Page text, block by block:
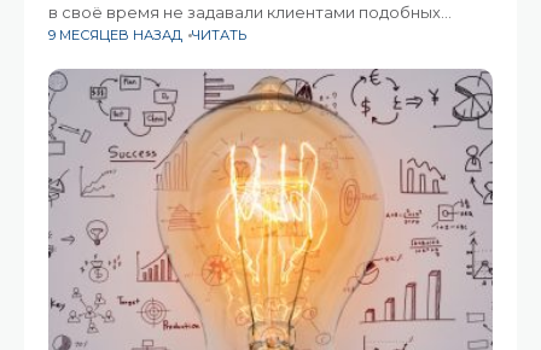
в своё время не задавали клиентами подобных
вопросов.Зато теперь у них есть свой длинный чек-
той его частью, которую может использовать сам
9 МЕСЯЦЕВ НАЗАД ЧИТАТЬ